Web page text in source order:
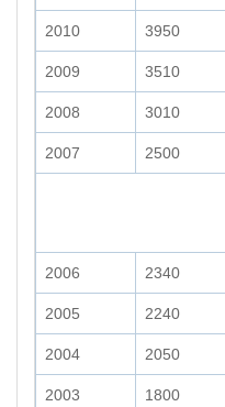
2010 3950
2009 3510
2008 3010
2007 2500
2006 2340
2005 2240
2004 2050
2003 1800